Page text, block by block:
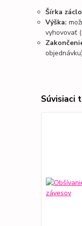
Šírka
Výška:
vyhovovať
objednávku)
Súvisiaci